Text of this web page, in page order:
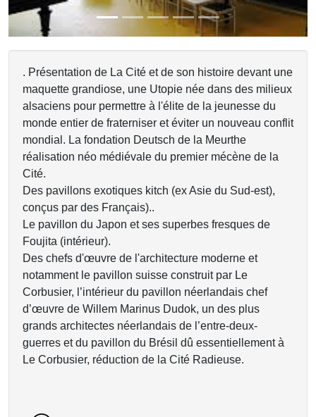
. Présentation de La Cité et de son histoire devant une
maquette grandiose, une Utopie née dans des milieux
alsaciens pour permettre à l'élite de la jeunesse du
monde entier de fraterniser et éviter un nouveau conflit
mondial. La fondation Deutsch de la Meurthe
réalisation néo médiévale du premier mécène de la
Cité.
Des pavillons exotiques kitch (ex Asie du Sud-est),
conçus par des Français)..
Le pavillon du Japon et ses superbes fresques de
Foujita (intérieur).
Des chefs d'œuvre de l'architecture moderne et
notamment le pavillon suisse construit par Le
Corbusier, l’intérieur du pavillon néerlandais chef
d’œuvre de Willem Marinus Dudok, un des plus
grands architectes néerlandais de l’entre-deux-
guerres et du pavillon du Brésil dû essentiellement à
Le Corbusier, réduction de la Cité Radieuse.